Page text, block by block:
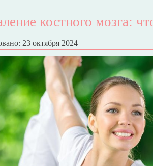
костного мозга:
23 октября 2024